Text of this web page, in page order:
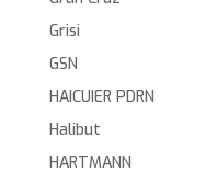
Grisi
GSN
HAICUIER PDRN
Halibut
HARTMANN